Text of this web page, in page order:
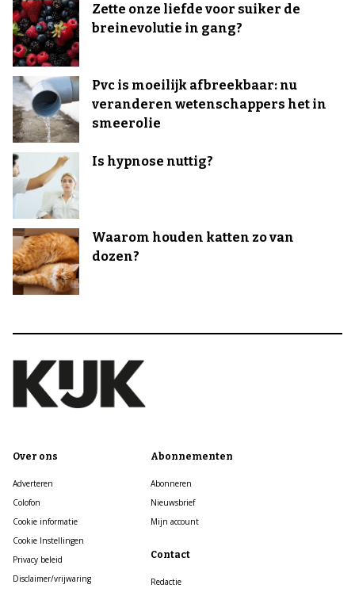
Zette onze liefde voor suiker de
breinevolutie in gang?
Pvc is moeilijk afbreekbaar: nu
veranderen wetenschappers het in
smeerolie
Is hypnose nuttig?
Waarom houden katten zo van
dozen?
Over ons
Adverteren
Colofon
Cookie informatie
Cookie Instellingen
Privacy beleid
Disclaimer/vrijwaring
Abonnementen
Abonneren
Nieuwsbrief
Mijn account
Contact
Redactie